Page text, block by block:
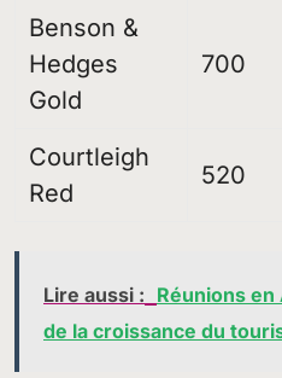
Benson &
Hedges
Gold
700
Courtleigh
Red
520
Lire aussi : Réunions
de la croissance du